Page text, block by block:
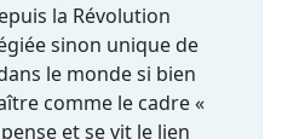
la Révolution
sinon unique de
le monde si bien
comme le cadre «
et se vit le lien